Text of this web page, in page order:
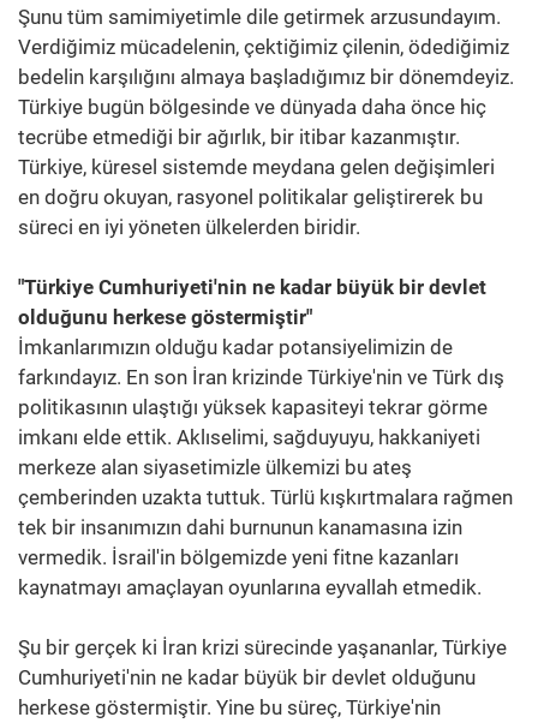
Şunu tüm samimiyetimle dile getirmek arzusundayım.
Verdiğimiz mücadelenin, çektiğimiz çilenin, ödediğimiz
bedelin karşılığını almaya başladığımız bir dönemdeyiz.
Türkiye bugün bölgesinde ve dünyada daha önce hiç
tecrübe etmediği bir ağırlık, bir itibar kazanmıştır.
Türkiye, küresel sistemde meydana gelen değişimleri
en doğru okuyan, rasyonel politikalar geliştirerek bu
süreci en iyi yöneten ülkelerden biridir.
"Türkiye Cumhuriyeti'nin ne kadar büyük bir devlet
olduğunu herkese göstermiştir"
İmkanlarımızın olduğu kadar potansiyelimizin de
farkındayız. En son İran krizinde Türkiye'nin ve Türk dış
politikasının ulaştığı yüksek kapasiteyi tekrar görme
imkanı elde ettik. Aklıselimi, sağduyuyu, hakkaniyeti
merkeze alan siyasetimizle ülkemizi bu ateş
çemberinden uzakta tuttuk. Türlü kışkırtmalara rağmen
tek bir insanımızın dahi burnunun kanamasına izin
vermedik. İsrail'in bölgemizde yeni fitne kazanları
kaynatmayı amaçlayan oyunlarına eyvallah etmedik.
Şu bir gerçek ki İran krizi sürecinde yaşananlar, Türkiye
Cumhuriyeti'nin ne kadar büyük bir devlet olduğunu
herkese göstermiştir. Yine bu süreç, Türkiye'nin